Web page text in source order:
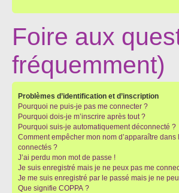
Foire aux
fréquemment)
Problèmes d’identification et d’inscription
Pourquoi ne puis-je pas me connecter ?
Pourquoi dois-je m’inscrire après tout ?
Pourquoi suis-je automatiquement déconnecté ?
Comment empêcher mon nom d’apparaître
connectés ?
J’ai perdu mon mot de passe !
Je suis enregistré mais je ne peux pas me
Je me suis enregistré par le passé mais je ne
Que signifie COPPA ?